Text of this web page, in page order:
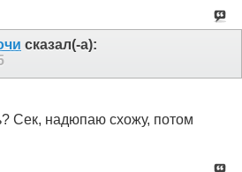
сказал(-а):
Сек, надюпаю схожу, потом